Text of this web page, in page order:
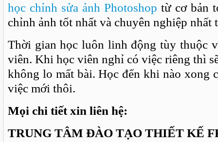
học chỉnh sửa ảnh Photoshop từ cơ bản
chỉnh ảnh tốt nhất và chuyên nghiệp nhất
Thời gian học luôn linh động tùy thuộc
viên. Khi học viên nghỉ có việc riêng thì
không lo mất bài. Học đến khi nào xong
việc mới thôi.
Mọi chi tiết xin liên hệ:
TRUNG TÂM ĐÀO TẠO THIẾT KẾ